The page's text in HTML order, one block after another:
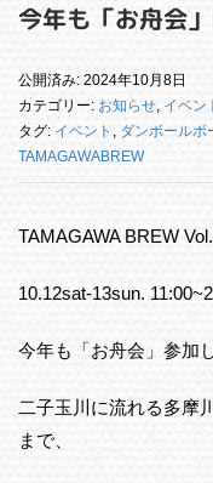
今年も「お舟会
公開済み: 2024年10月8日
カテゴリー: お知らせ, イベン
タグ: イベント , ダンボールボ
TAMAGAWABREW
TAMAGAWA BREW
10.12sat-13sun.
今年も「お舟会」参加
二子玉川に流れる多摩
まで、